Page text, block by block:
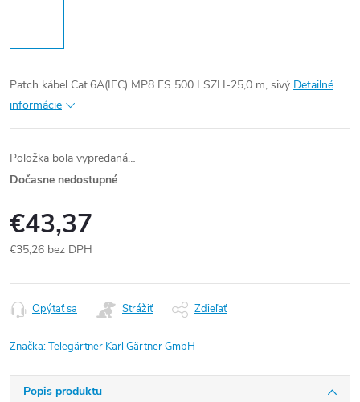
Patch kábel Cat.6A(IEC) MP8 FS 500 LSZH-25,0 m, sivý Detailné
informácie
Položka bola vypredaná…
Dočasne nedostupné
€43,37
€35,26 bez DPH
cena:
Opýtať sa Strážiť Zdieľať
Značka:Telegärtner Karl Gärtner GmbH
Popis produktu